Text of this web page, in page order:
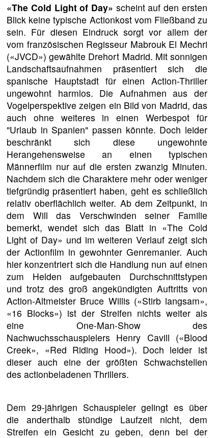
«The Cold Light of Day» scheint auf den ersten
Blick keine typische Actionkost vom Fließband zu
sein. Für diesen Eindruck sorgt vor allem der
vom französischen Regisseur Mabrouk El Mechri
(«JVCD») gewählte Drehort Madrid. Mit sonnigen
Landschaftsaufnahmen präsentiert sich die
spanische Hauptstadt für einen Action-Thriller
ungewohnt harmlos. Die Aufnahmen aus der
Vogelperspektive zeigen ein Bild von Madrid, das
auch ohne weiteres in einen Werbespot für
"Urlaub in Spanien" passen könnte. Doch leider
beschränkt sich diese ungewohnte
Herangehensweise an einen typischen
Männerfilm nur auf die ersten zwanzig Minuten.
Nachdem sich die Charaktere mehr oder weniger
tiefgründig präsentiert haben, geht es schließlich
relativ oberflächlich weiter. Ab dem Zeitpunkt, in
dem Will das Verschwinden seiner Familie
bemerkt, wendet sich das Blatt in «The Cold
Light of Day» und im weiteren Verlauf zeigt sich
der Actionfilm in gewohnter Genremanier. Auch
hier konzentriert sich die Handlung nun auf einen
zum Helden aufgebauten Durchschnittstypen
und trotz des groß angekündigten Auftritts von
Action-Altmeister Bruce Willis («Stirb langsam»,
«16 Blocks») ist der Streifen nichts weiter als
eine One-Man-Show des
Nachwuchsschauspielers Henry Cavill («Blood
Creek», «Red Riding Hood»). Doch leider ist
dieser auch eine der größten Schwachstellen
des actionbeladenen Thrillers.
Dem 29-jährigen Schauspieler gelingt es über
die anderthalb stündige Laufzeit nicht, dem
Streifen ein Gesicht zu geben, denn bei der